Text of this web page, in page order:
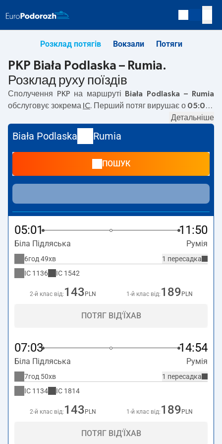
Розклад потягів Вокзали Потяги
PKP Biała Podlaska – Rumia.
Розклад руху поїздів
Сполучення PKP на маршруті
Biała Podlaska – Rumia
обслуговує зокрема IC . Перший потяг вирушає о 05:01з
вирушає о 11:01. На маршруті
курсують також інші потяги:— пропонують нижчу ціну
квитка і зазвичай довший час подорожі. Потяг завершує
Детальніше
Biała Podlaska Rumia
ПОШУК
05:01 11:50
Біла Підляська Румія
1 пересадка
6год 49хв
IC 1136 IC 1542
2-й клас від: 143 PLN 1-й клас від: 189 PLN
ПОТЯГ ВІД'ЇХАВ
07:03 14:54
Біла Підляська Румія
1 пересадка
7год 50хв
IC 1134 IC 1814
2-й клас від: 143 PLN 1-й клас від: 189 PLN
ПОТЯГ ВІД'ЇХАВ